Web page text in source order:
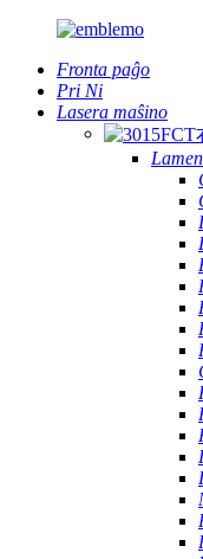
Fronta paĝo
Pri Ni
Lasera maŝino